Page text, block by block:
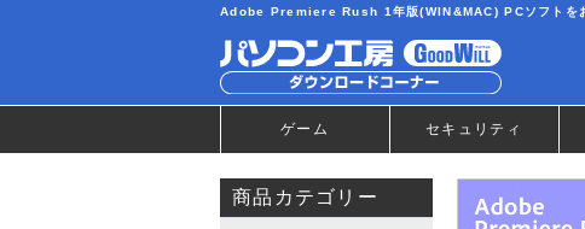
Adobe Premiere Rush 1年版(WIN&MAC) PCソフトを
ゲーム セキュリティ
商品カテゴリー